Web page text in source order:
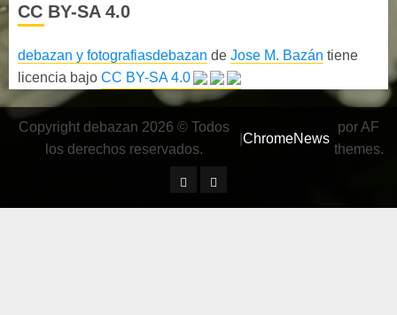
CC BY-SA 4.0
debazan y fotografiasdebazan de Jose M. Bazán tiene
licencia bajo CC BY-SA 4.0
Copyright debazan 2026 © Todos
los derechos reservados.
ChromeNews
por AF
themes.
¿ Quién soy…?
Más información sobre las